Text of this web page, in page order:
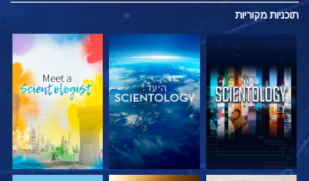
תוכניותמקוריות